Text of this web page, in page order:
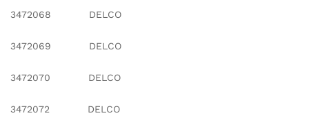
3472068 DELCO
3472069 DELCO
3472070 DELCO
3472072 DELCO